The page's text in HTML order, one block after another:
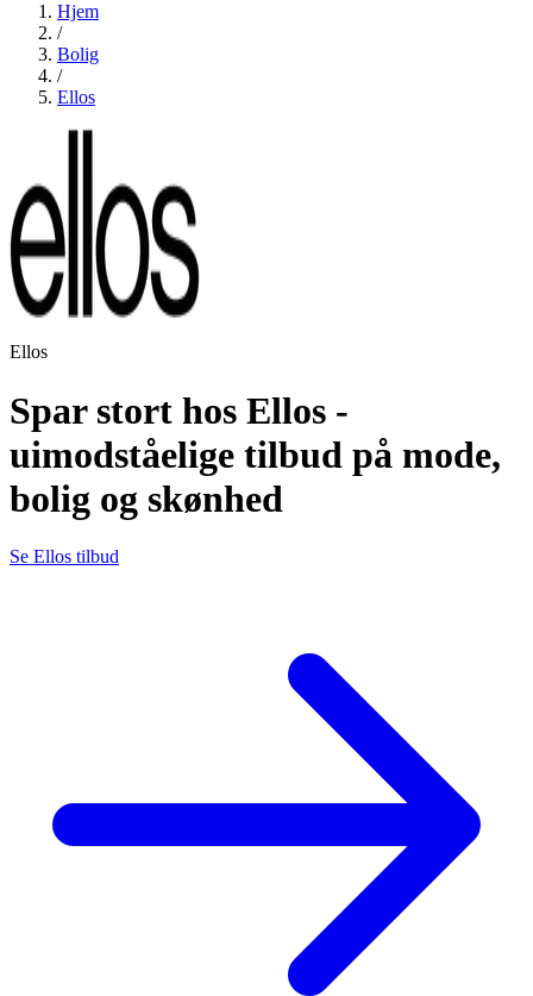
Hjem
/
Bolig
/
Ellos
Ellos
Spar stort hos Ellos -
uimodståelige tilbud på mode,
bolig og skønhed
Se Ellos tilbud